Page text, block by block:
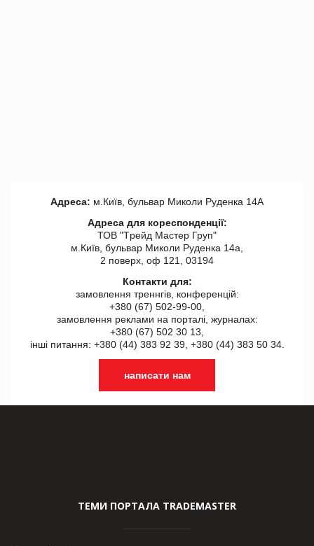
Адреса: м.Київ, бульвар Миколи Руденка 14А
Адреса для кореспонденції:
ТОВ "Tрейд Мастер Груп"
м.Київ, бульвар Миколи Руденка 14а,
2 поверх, оф 121, 03194
Контакти для:
замовлення треннгів, конференцій:
+380 (67) 502-99-00,
замовлення реклами на порталі, журналах:
+380 (67) 502 30 13,
інші питання: +380 (44) 383 92 39, +380 (44) 383 50 34.
написати нам
ТЕМИ ПОРТАЛА TRADEMASTER